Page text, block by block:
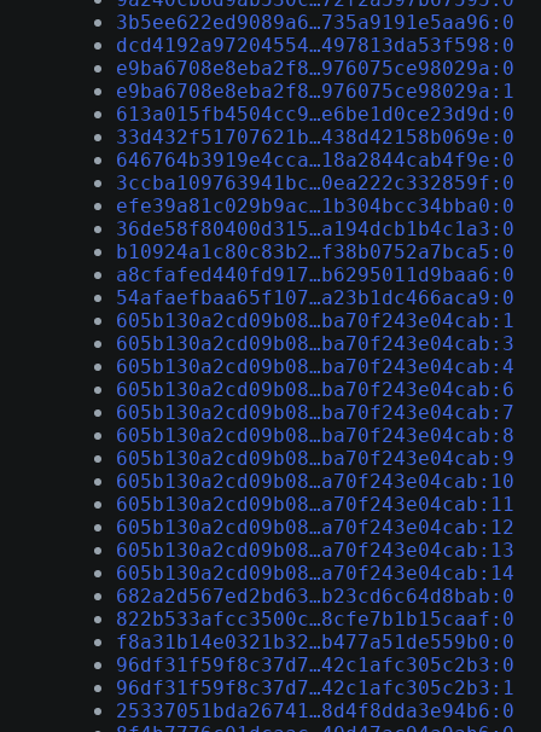
3b5ee622ed9089a6…735a9191e5aa96:0
dcd4192a97204554…497813da53f598:0
e9ba6708e8eba2f8…976075ce98029a:0
e9ba6708e8eba2f8…976075ce98029a:1
613a015fb4504cc9…e6be1d0ce23d9d:0
33d432f51707621b…438d42158b069e:0
646764b3919e4cca…18a2844cab4f9e:0
3ccba109763941bc…0ea222c332859f:0
efe39a81c029b9ac…1b304bcc34bba0:0
36de58f80400d315…a194dcb1b4c1a3:0
b10924a1c80c83b2…f38b0752a7bca5:0
a8cfafed440fd917…b6295011d9baa6:0
54afaefbaa65f107…a23b1dc466aca9:0
605b130a2cd09b08…ba70f243e04cab:1
605b130a2cd09b08…ba70f243e04cab:3
605b130a2cd09b08…ba70f243e04cab:4
605b130a2cd09b08…ba70f243e04cab:6
605b130a2cd09b08…ba70f243e04cab:7
605b130a2cd09b08…ba70f243e04cab:8
605b130a2cd09b08…ba70f243e04cab:9
605b130a2cd09b08…a70f243e04cab:10
605b130a2cd09b08…a70f243e04cab:11
605b130a2cd09b08…a70f243e04cab:12
605b130a2cd09b08…a70f243e04cab:13
605b130a2cd09b08…a70f243e04cab:14
682a2d567ed2bd63…b23cd6c64d8bab:0
822b533afcc3500c…8cfe7b1b15caaf:0
f8a31b14e0321b32…b477a51de559b0:0
96df31f59f8c37d7…42c1afc305c2b3:0
96df31f59f8c37d7…42c1afc305c2b3:1
25337051bda26741…8d4f8dda3e94b6:0